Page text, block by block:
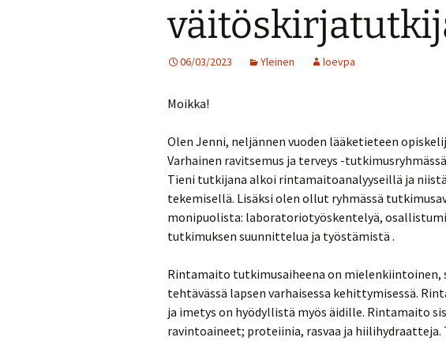
06/03/2023 Yleinen loevpa
Moikka!
Olen Jenni, neljännen vuoden lääketieteen
Varhainen ravitsemus ja terveys -
Tieni tutkijana alkoi rintamaitoanalyyseillä ja
tekemisellä. Lisäksi olen ollut ryhmässä
monipuolista: laboratoriotyöskentelyä,
tutkimuksen suunnittelua ja työstämistä .
Rintamaito tutkimusaiheena on mielenkiintoinen,
tehtävässä lapsen varhaisessa kehittymisessä.
ja imetys on hyödyllistä myös äidille. Rintamaito
ravintoaineet; proteiinia, rasvaa ja hiilihydraatteja.